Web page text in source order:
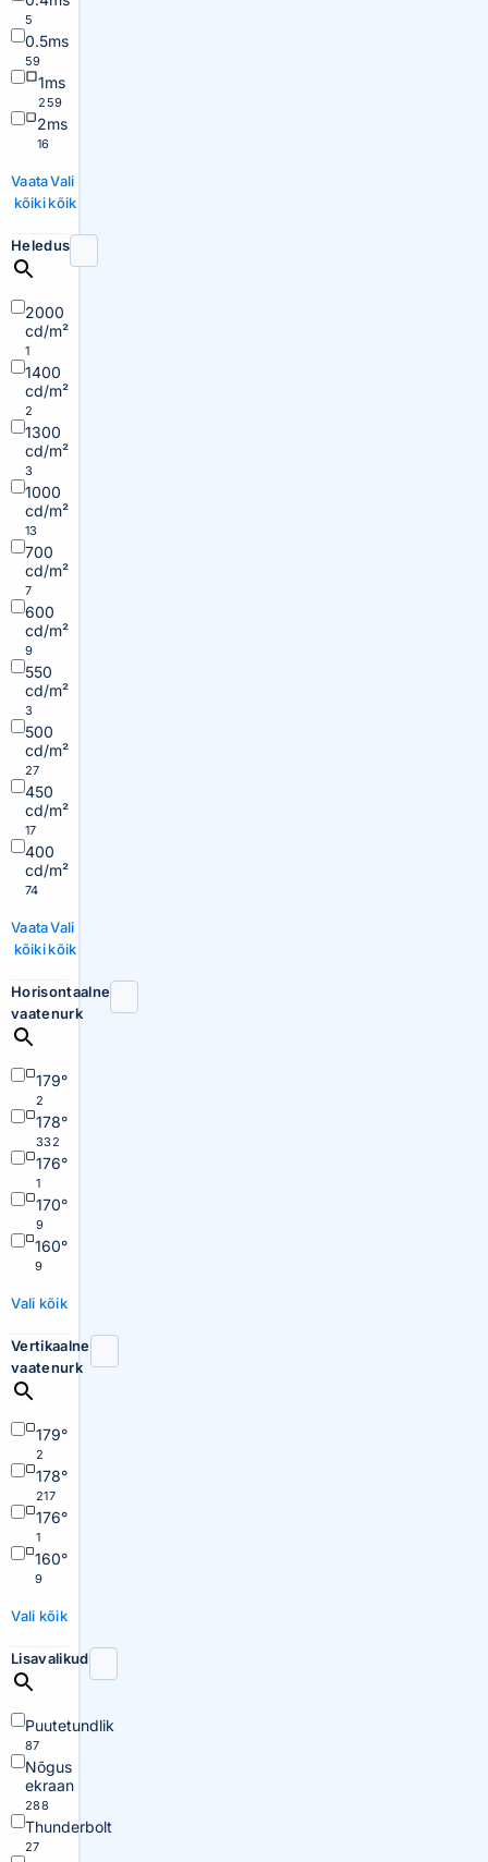
5
0.5ms
59
1ms
259
2ms
16
Vaata
kõiki
Vali
kõik
Heledus
2000
cd/m²
1
1400
cd/m²
2
1300
cd/m²
3
1000
cd/m²
13
700
cd/m²
7
600
cd/m²
9
550
cd/m²
3
500
cd/m²
27
450
cd/m²
17
400
cd/m²
74
Vaata
kõiki
Vali
kõik
Horisontaalne
vaatenurk
179°
2
178°
332
176°
1
170°
9
160°
9
Vali kõik
Vertikaalne
vaatenurk
179°
2
178°
217
176°
1
160°
9
Vali kõik
Lisavalikud
Puutetundlik
87
Nõgus
ekraan
288
Thunderbolt
27